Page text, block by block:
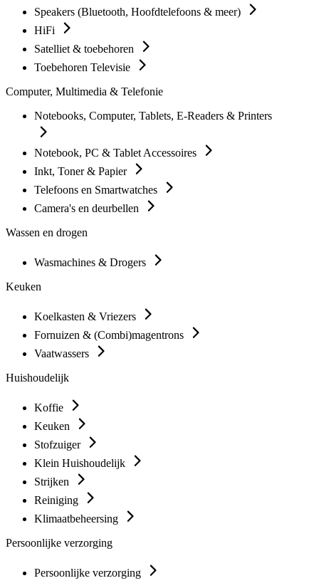
Speakers (Bluetooth, Hoofdtelefoons & meer)
HiFi
Satelliet & toebehoren
Toebehoren Televisie
Computer, Multimedia & Telefonie
Notebooks, Computer, Tablets, E-Readers & Printers
Notebook, PC & Tablet Accessoires
Inkt, Toner & Papier
Telefoons en Smartwatches
Camera's en deurbellen
Wassen en drogen
Wasmachines & Drogers
Keuken
Koelkasten & Vriezers
Fornuizen & (Combi)magentrons
Vaatwassers
Huishoudelijk
Koffie
Keuken
Stofzuiger
Klein Huishoudelijk
Strijken
Reiniging
Klimaatbeheersing
Persoonlijke verzorging
Persoonlijke verzorging